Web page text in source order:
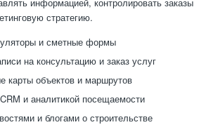
стратегию.
и сметные формы
на консультацию и заказ услуг
карты объектов и маршрутов
и аналитикой посещаемости
и блогами о строительстве